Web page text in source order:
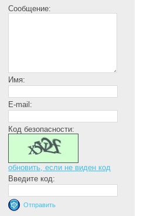
Сообщение:
Имя:
E-mail:
Код безопасности:
обновить, если не виден код
Введите код: